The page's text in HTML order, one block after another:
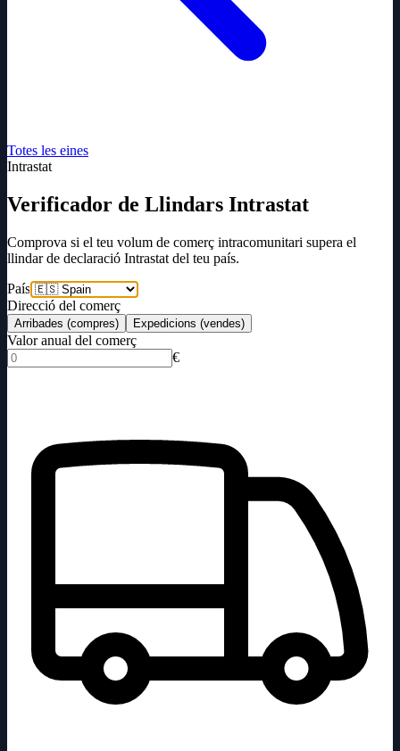
Totes les eines
Intrastat
Verificador de Llindars Intrastat
Comprova si el teu volum de comerç intracomunitari supera el
llindar de declaració Intrastat del teu país.
País
Direcció del comerç
Arribades (compres) Expedicions (vendes)
Valor anual del comerç
€